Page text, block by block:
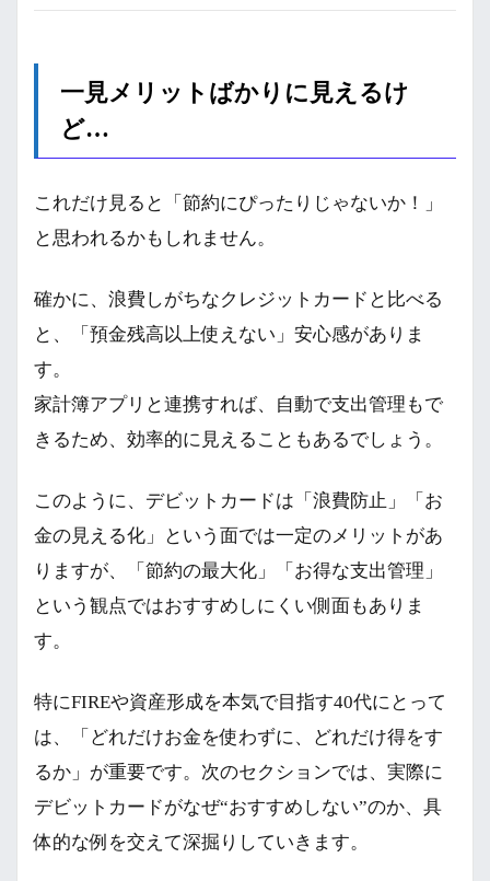
一見メリットばかりに見えるけ
ど…
これだけ見ると「節約にぴったりじゃないか！」
と思われるかもしれません。
確かに、浪費しがちなクレジットカードと比べる
と、「預金残高以上使えない」安心感がありま
す。
家計簿アプリと連携すれば、自動で支出管理もで
きるため、効率的に見えることもあるでしょう。
このように、デビットカードは「浪費防止」「お
金の見える化」という面では一定のメリットがあ
りますが、「節約の最大化」「お得な支出管理」
という観点ではおすすめしにくい側面もありま
す。
特にFIREや資産形成を本気で目指す40代にとって
は、「どれだけお金を使わずに、どれだけ得をす
るか」が重要です。次のセクションでは、実際に
デビットカードがなぜ“おすすめしない”のか、具
体的な例を交えて深掘りしていきます。